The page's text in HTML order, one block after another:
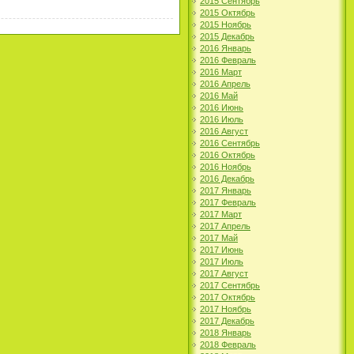
2015 Октябрь
2015 Ноябрь
2015 Декабрь
2016 Январь
2016 Февраль
2016 Март
2016 Апрель
2016 Май
2016 Июнь
2016 Июль
2016 Август
2016 Сентябрь
2016 Октябрь
2016 Ноябрь
2016 Декабрь
2017 Январь
2017 Февраль
2017 Март
2017 Апрель
2017 Май
2017 Июнь
2017 Июль
2017 Август
2017 Сентябрь
2017 Октябрь
2017 Ноябрь
2017 Декабрь
2018 Январь
2018 Февраль